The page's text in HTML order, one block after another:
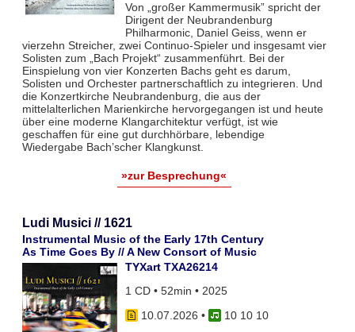
Von „großer Kammermusik” spricht der
Dirigent der Neubrandenburg
Philharmonic, Daniel Geiss, wenn er
vierzehn Streicher, zwei Continuo-Spieler und insgesamt vier
Solisten zum „Bach Projekt“ zusammenführt. Bei der
Einspielung von vier Konzerten Bachs geht es darum,
Solisten und Orchester partnerschaftlich zu integrieren. Und
die Konzertkirche Neubrandenburg, die aus der
mittelalterlichen Marienkirche hervorgegangen ist und heute
über eine moderne Klangarchitektur verfügt, ist wie
geschaffen für eine gut durchhörbare, lebendige
Wiedergabe Bach’scher Klangkunst.
»zur Besprechung«
Ludi Musici // 1621
Instrumental Music of the Early 17th Century
As Time Goes By // A New Consort of Music
TYXart TXA26214
1 CD • 52min • 2025
10.07.2026 •
10 10 10